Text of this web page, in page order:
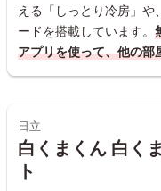
える「しっとり冷房」
ードを搭載しています。
アプリを使って、他の部
日立
白くまくん 白く
ト